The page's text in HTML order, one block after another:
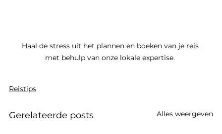
Haal de stress uit het plannen en boeken van je reis
met behulp van onze lokale expertise.
Reistips
Gerelateerde posts Alles weergeven